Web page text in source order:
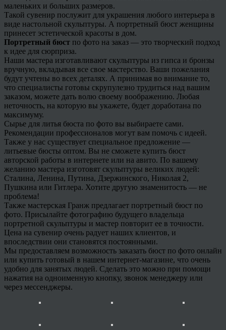
маленьких и больших размеров.
Такой сувенир послужит для украшения любого интерьера в
виде настольной скульптуры. А портретный бюст женщины
принесет эстетической красоты в дом.
Портретный бюст по фото на заказ — это творческий подход
к идее для сюрприза.
Наши мастера изготавливают скульптуры из гипса и бронзы
вручную, вкладывая все свое мастерство. Ваши пожелания
будут учтены во всех деталях. А принимая во внимание то,
что специалисты готовы скрупулезно трудиться над вашим
заказом, можете дать волю своему воображению. Любая
неточность, на которую вы укажете, будет доработана по
максимуму.
Сырье для литья бюста по фото вы выбираете сами.
Рекомендации профессионалов могут вам помочь с идеей.
Также у нас существует специальное предложение —
литьевые бюсты оптом. Вы не сможете купить бюст
авторской работы в интернете или на авито. По вашему
желанию мастера изготовят скульптуры великих людей:
Сталина, Ленина, Путина, Дзержинского, Николая 2,
Пушкина или Гитлера. Хотите другую знаменитость — не
проблема!
Также мастерская Гранж предлагает портретный бюст по
фото. Присылайте фотографию будущего владельца
портретной скульптуры и мастер повторит ее в точности.
Цена на сувенир очень радует наших клиентов, и
впоследствии они становятся постоянными.
Мы предоставляем возможность заказать бюст по фото онлайн
или купить готовый в нашем интернет-магазине, что очень
удобно для занятых людей. Сделать это можно при помощи
нажатия на одноименную кнопку, звонок менеджеру или
через мессенджеры.